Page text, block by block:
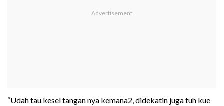
“Udah tau kesel tangan nya kemana2, didekatin juga tuh kue